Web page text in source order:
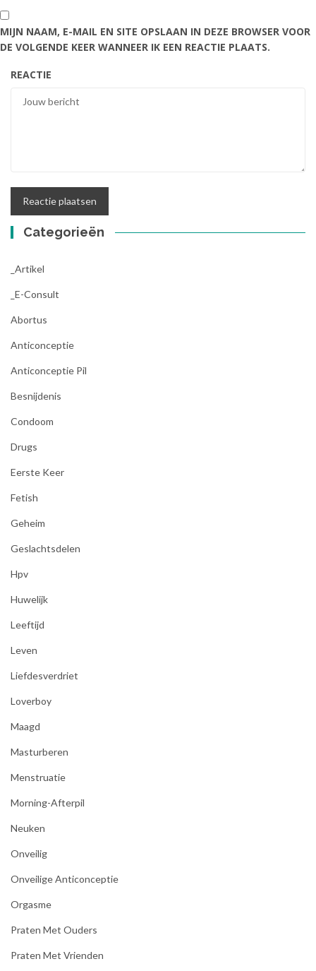
MIJN NAAM, E-MAIL EN SITE OPSLAAN IN DEZE BROWSER VOOR
DE VOLGENDE KEER WANNEER IK EEN REACTIE PLAATS.
REACTIE
Categorieën
_Artikel
_E-Consult
Abortus
Anticonceptie
Anticonceptie Pil
Besnijdenis
Condoom
Drugs
Eerste Keer
Fetish
Geheim
Geslachtsdelen
Hpv
Huwelijk
Leeftijd
Leven
Liefdesverdriet
Loverboy
Maagd
Masturberen
Menstruatie
Morning-Afterpil
Neuken
Onveilig
Onveilige Anticonceptie
Orgasme
Praten Met Ouders
Praten Met Vrienden